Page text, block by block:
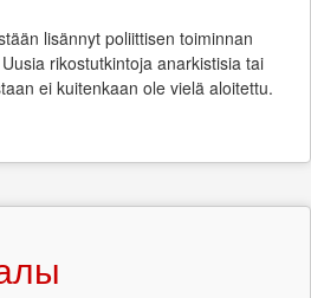
lisännyt poliittisen toiminnan
rikostutkintoja anarkistisia tai
ei kuitenkaan ole vielä aloitettu.